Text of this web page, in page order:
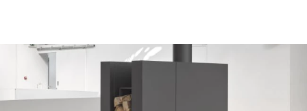
RIVESTIMENTI E
ACCESSORI PER STÛV
ZUBEHÖRTEILE FÛR